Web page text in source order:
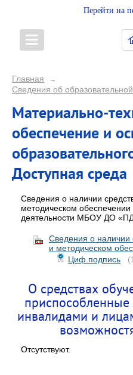
Перейти на
Главная →
Сведения об
Материально-
обеспечение и
Доступная среда
Сведения о наличии
методическом обеспечении
деятельности МБОУ ДО
Сведения о наличии
и методическом
Циф.подпись
О средствах
приспособленные
инвалидами и
Отсутствуют.